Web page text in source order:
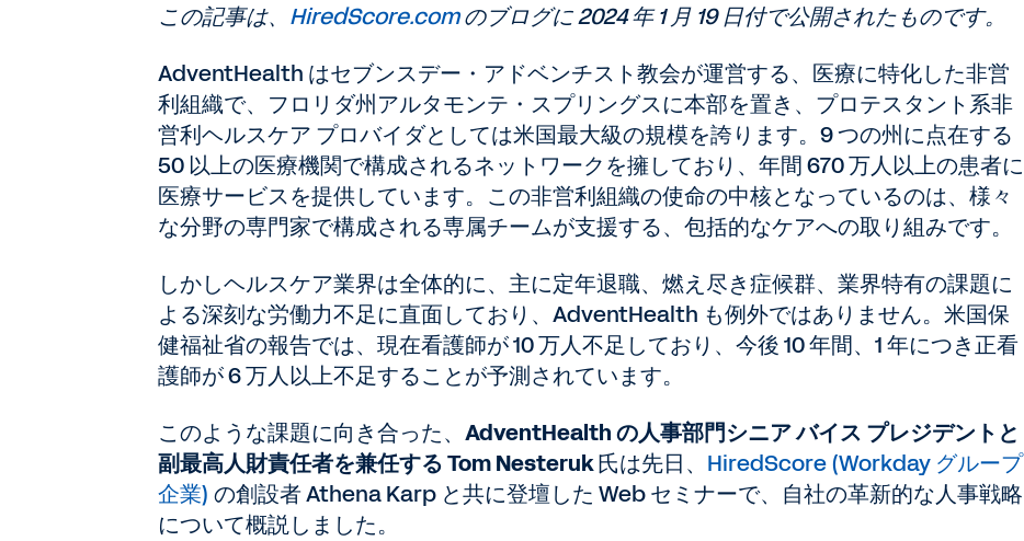
この記事は、 HiredScore.comのブログに 2024 年 1 月 19 日付で公開されたものです。
AdventHealth はセブンスデー・アドベンチスト教会が運営する、医療に特化した非営
利組織で、フロリダ州アルタモンテ・スプリングスに本部を置き、プロテスタント系非
営利ヘルスケア プロバイダとしては米国最大級の規模を誇ります。9 つの州に点在する
50 以上の医療機関で構成されるネットワークを擁しており、年間 670 万人以上の患者に
医療サービスを提供しています。この非営利組織の使命の中核となっているのは、様々
な分野の専門家で構成される専属チームが支援する、包括的なケアへの取り組みです。
しかしヘルスケア業界は全体的に、主に定年退職、燃え尽き症候群、業界特有の課題に
よる深刻な労働力不足に直面しており、AdventHealth も例外ではありません。米国保
健福祉省の報告では、現在看護師が 10 万人不足しており、今後 10 年間、1 年につき正看
護師が 6 万人以上不足することが予測されています。
このような課題に向き合った、 AdventHealth の人事部門シニア バイス プレジデントと
副最高人財責任者を兼任する Tom Nesteruk氏は先日、 HiredScore (Workday グループ
企業) の創設者 Athena Karp と共に登壇した Web セミナーで、自社の革新的な人事戦略
について概説しました。